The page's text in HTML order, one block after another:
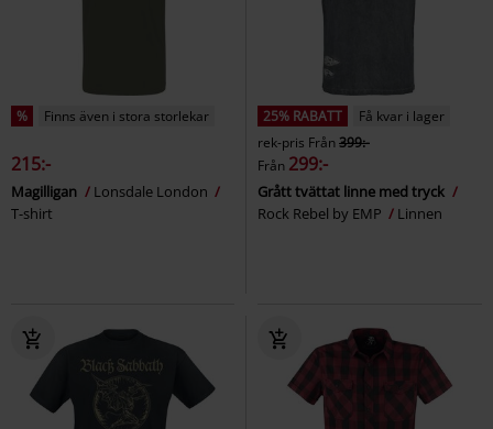
% Finns även i stora storlekar
215:-
Magilligan
Lonsdale London
T-shirt
25% RABATT
Få kvar i lager
rek-pris Från399:-
Från 299:-
Grått tvättat linne med tryck
Rock Rebel by EMP
Linnen